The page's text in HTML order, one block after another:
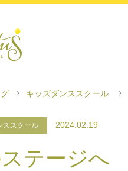
キッズダンススクール
ススクール 2024.02.19
テージへ